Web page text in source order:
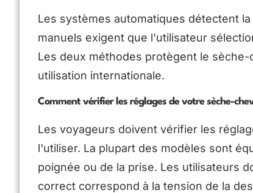
Les systèmes automatiques détectent
manuels exigent que l'utilisateur
Les deux méthodes protègent le
utilisation internationale.
Comment vérifier les réglages de votre sèche-
Les voyageurs doivent vérifier les
l'utiliser. La plupart des modèles sont
poignée ou de la prise. Les utilisateurs
correct correspond à la tension de la